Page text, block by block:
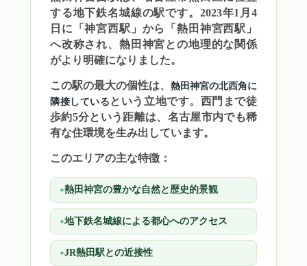
する地下鉄名城線の駅です。2023年1月4
日に「神宮西駅」から「熱田神宮西駅」
へ改称され、熱田神宮との地理的な関係
がより明確になりました。
この駅の最大の個性は、 熱田神宮の北西角に
隣接している という立地です。西門まで徒
歩約5分という距離は、名古屋市内でも稀
有な住環境を生み出しています。
このエリアの主な特徴：
熱田神宮の豊かな自然と歴史的景観
地下鉄名城線による都心へのアクセス
JR熱田駅との近接性